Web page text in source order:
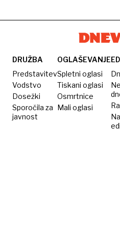
gostincev,
nam na
dopustu
praznijo
denarnice
DRUŽBA
Predstavitev
Vodstvo
Dosežki
Sporočila za
javnost
OGLAŠEVANJE
Spletni oglasi
Tiskani oglasi
Osmrtnice
Mali oglasi